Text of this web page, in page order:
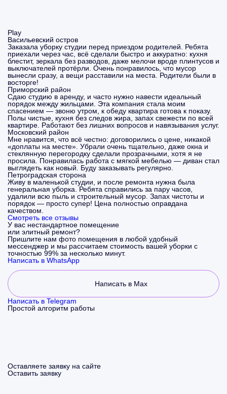
Play
Васильевский остров
Заказала уборку студии перед приездом родителей. Ребята
приехали через час, всё сделали быстро и аккуратно: кухня
блестит, зеркала без разводов, даже мелочи вроде плинтусов и
выключателей протёрли. Очень понравилось, что мусор
вынесли сразу, а вещи расставили на места. Родители были в
восторге!
Приморский район
Сдаю студию в аренду, и часто нужно навести идеальный
порядок между жильцами. Эта компания стала моим
спасением — звоню утром, к обеду квартира готова к показу.
Полы чистые, кухня без следов жира, запах свежести по всей
квартире. Работают без лишних вопросов и навязывания услуг.
Московский район
Мне нравится, что всё честно: договорились о цене, никакой
«доплаты на месте». Убрали очень тщательно, даже окна и
стеклянную перегородку сделали прозрачными, хотя я не
просила. Понравилась работа с мягкой мебелью — диван стал
выглядеть как новый. Буду заказывать регулярно.
Петроградская сторона
Живу в маленькой студии, и после ремонта нужна была
генеральная уборка. Ребята справились за пару часов,
удалили всю пыль и строительный мусор. Запах чистоты и
порядок — просто супер! Цена полностью оправдана
качеством.
Смотреть все отзывы
У вас нестандартное помещение
или элитный ремонт?
Пришлите нам фото помещения в любой удобный
мессенджер и мы рассчитаем стоимость вашей уборки с
точностью 99% за несколько минут.
Написать в WhatsApp
Написать в Max
Написать в Telegram
Простой алгоритм работы
Оставляете заявку на сайте
Оставить заявку